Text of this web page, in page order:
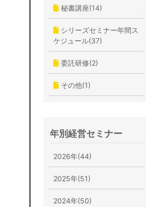
秘書講座(14)
シリーズセミナー年間ス
ケジュール(37)
委託研修(2)
その他(1)
年別経営セミナー
2026年(44)
2025年(51)
2024年(50)